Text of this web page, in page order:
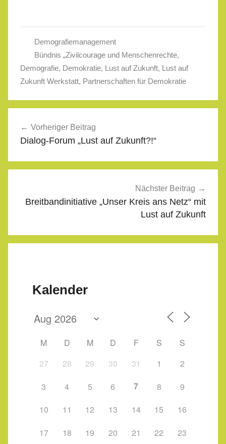
Demografiemanagement
Bündnis „Zivilcourage und Menschenrechte,
Demografie, Demokratie, Lust auf Zukunft, Lust auf
Zukunft Werkstatt, Partnerschaften für Demokratie
Vorheriger Beitrag
Dialog-Forum „Lust auf Zukunft?!“
Nächster Beitrag
Breitbandinitiative „Unser Kreis ans Netz“ mit
Lust auf Zukunft
Kalender
M D M D F S
S
27
28 29 30 31 1
2
3
4 5 6 7 8
9
10
11 12 13 14 15
16
17
18 19 20 21 22
23